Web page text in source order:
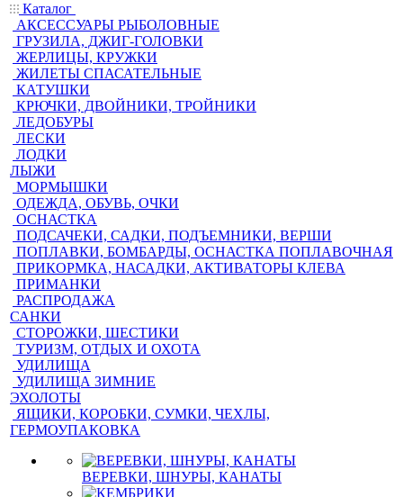
Каталог
АКСЕССУАРЫ РЫБОЛОВНЫЕ
ГРУЗИЛА, ДЖИГ-ГОЛОВКИ
ЖЕРЛИЦЫ, КРУЖКИ
ЖИЛЕТЫ СПАСАТЕЛЬНЫЕ
КАТУШКИ
КРЮЧКИ, ДВОЙНИКИ, ТРОЙНИКИ
ЛЕДОБУРЫ
ЛЕСКИ
ЛОДКИ
ЛЫЖИ
МОРМЫШКИ
ОДЕЖДА, ОБУВЬ, ОЧКИ
ОСНАСТКА
ПОДСАЧЕКИ, САДКИ, ПОДЪЕМНИКИ, ВЕРШИ
ПОПЛАВКИ, БОМБАРДЫ, ОСНАСТКА ПОПЛАВОЧНАЯ
ПРИКОРМКА, НАСАДКИ, АКТИВАТОРЫ КЛЕВА
ПРИМАНКИ
РАСПРОДАЖА
САНКИ
СТОРОЖКИ, ШЕСТИКИ
ТУРИЗМ, ОТДЫХ И ОХОТА
УДИЛИЩА
УДИЛИЩА ЗИМНИЕ
ЭХОЛОТЫ
ЯЩИКИ, КОРОБКИ, СУМКИ, ЧЕХЛЫ,
ГЕРМОУПАКОВКА
ВЕРЕВКИ, ШНУРЫ, КАНАТЫ